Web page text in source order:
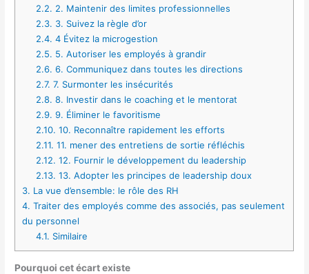
2.2. 2. Maintenir des limites professionnelles
2.3. 3. Suivez la règle d’or
2.4. 4 Évitez la microgestion
2.5. 5. Autoriser les employés à grandir
2.6. 6. Communiquez dans toutes les directions
2.7. 7. Surmonter les insécurités
2.8. 8. Investir dans le coaching et le mentorat
2.9. 9. Éliminer le favoritisme
2.10. 10. Reconnaître rapidement les efforts
2.11. 11. mener des entretiens de sortie réfléchis
2.12. 12. Fournir le développement du leadership
2.13. 13. Adopter les principes de leadership doux
3. La vue d’ensemble: le rôle des RH
4. Traiter des employés comme des associés, pas seulement
du personnel
4.1. Similaire
Pourquoi cet écart existe